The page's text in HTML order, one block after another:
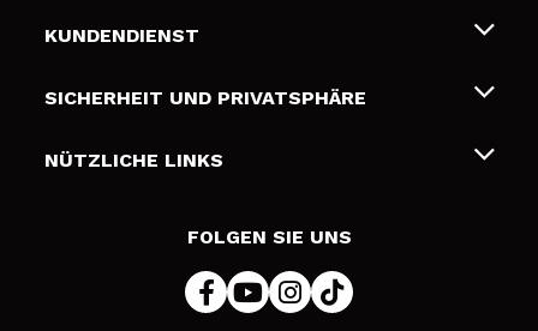
Über uns
Geschenkkarten
KUNDENDIENST
Liefer- und Versandkosten
Zahlung
SICHERHEIT UND PRIVATSPHÄRE
Bedingungen und Datenschutz
NÜTZLICHE LINKS
FOLGEN SIE UNS